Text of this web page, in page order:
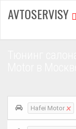
AVTOSERVISY
Hafei Motor ×